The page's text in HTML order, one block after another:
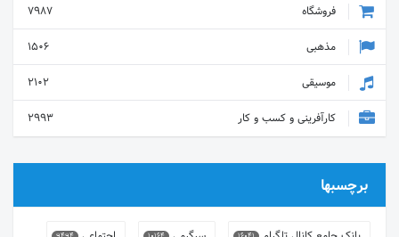
فروشگاه
7987
مذهبی
1506
موسیقی
2102
کارآفرینی و کسب و کار
2993
برچسبها